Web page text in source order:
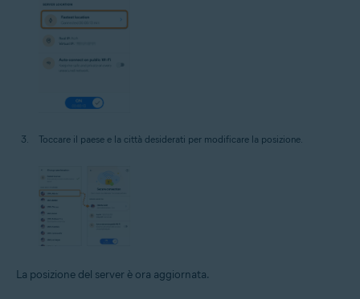
Toccare il paese e la città desiderati per modificare la posizione.
La posizione del server è ora aggiornata.